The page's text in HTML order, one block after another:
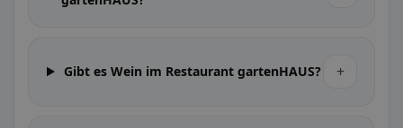
Gibt es Wein im Restaurant gartenHAUS? +